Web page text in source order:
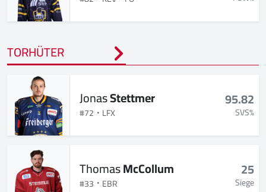
TORHÜTER
JonasStettmer
#72 LFX
95.82
SVS%
ThomasMcCollum
#33 EBR
25
Siege